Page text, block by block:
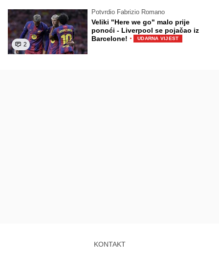
2
Potvrdio Fabrizio Romano
Veliki "Here we go" malo prije
ponoći - Liverpool se pojačao iz
Barcelone! · UDARNA VIJEST
KONTAKT